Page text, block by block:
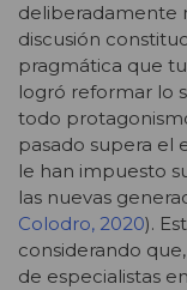
deliberadamente
discusión
pragmática que
logró reformar lo
todo
pasado supera el
le han impuesto
las nuevas
Colodro, 2020).
considerando
de especialistas